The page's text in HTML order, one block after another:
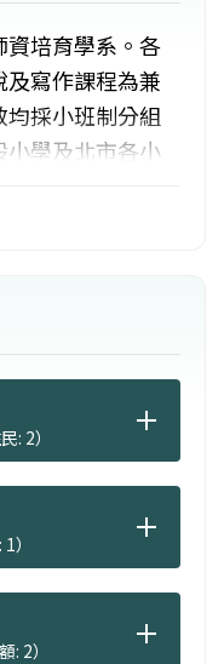
資培育學系。各
寫作課程為兼
採小班制分組
學及北市各小
能力與英語文
做專業簡報之
: 2）
）
2）